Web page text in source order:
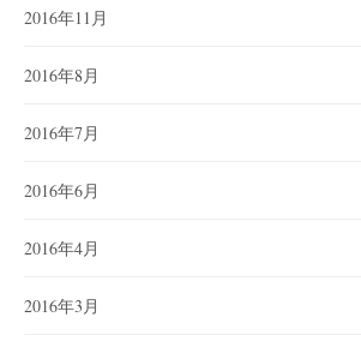
2016年11月
2016年8月
2016年7月
2016年6月
2016年4月
2016年3月